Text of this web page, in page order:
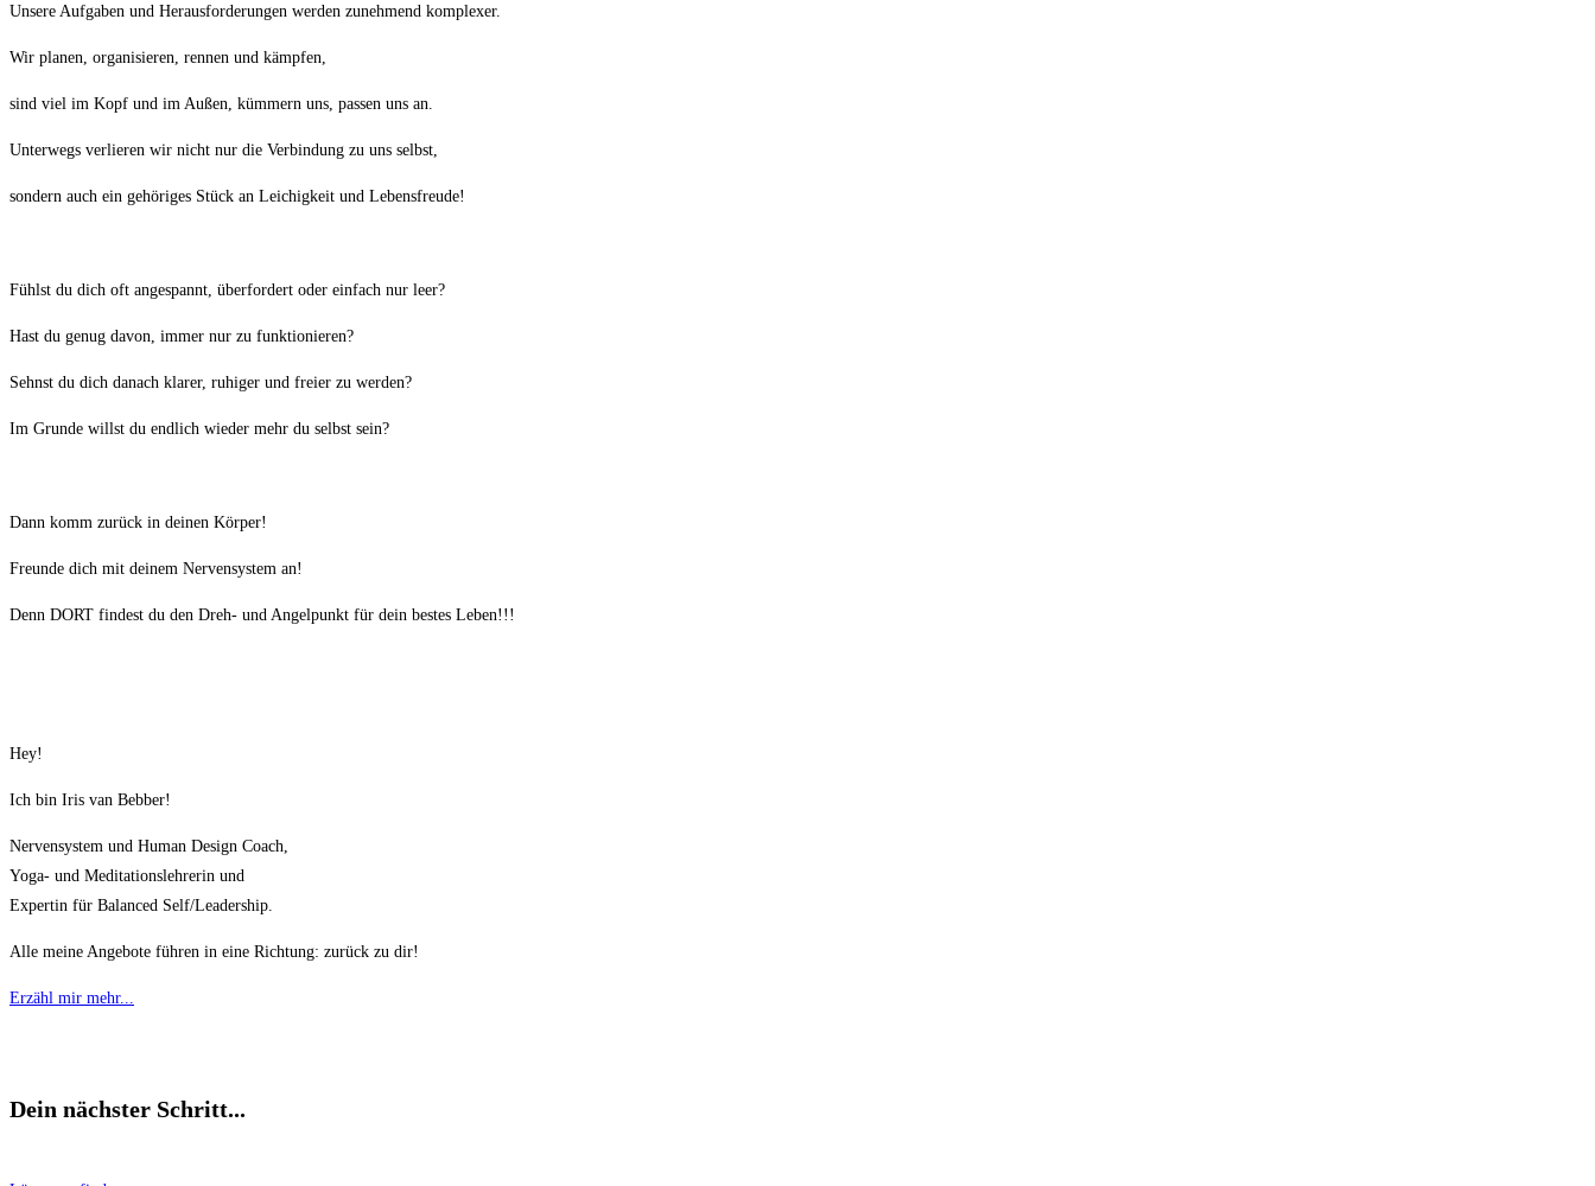
Unsere Aufgaben und Herausforderungen werden zunehmend komplexer.
Wir planen, organisieren, rennen und kämpfen,
sind viel im Kopf und im Außen, kümmern uns, passen uns an.
Unterwegs verlieren wir nicht nur die Verbindung zu uns selbst,
sondern auch ein gehöriges Stück an Leichigkeit und Lebensfreude!
Fühlst du dich oft angespannt, überfordert oder einfach nur leer?
Hast du genug davon, immer nur zu funktionieren?
Sehnst du dich danach klarer, ruhiger und freier zu werden?
Im Grunde willst du endlich wieder mehr du selbst sein?
Dann komm zurück in deinen Körper!
Freunde dich mit deinem Nervensystem an!
Denn DORT findest du den Dreh- und Angelpunkt für dein bestes Leben!!!
Hey!
Ich bin Iris van Bebber!
Nervensystem und Human Design Coach,
Yoga- und Meditationslehrerin und
Expertin für Balanced Self/Leadership.
Alle meine Angebote führen in eine Richtung: zurück zu dir!
Erzähl mir mehr...
Dein nächster Schritt...